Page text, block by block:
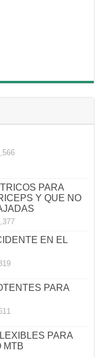
PARA
Y QUE NO
EN EL
PARA
PARA
MTB